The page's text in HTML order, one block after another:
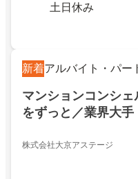
土日休み
新着アルバイト・パー
マンションコンシ
をずっと／業界大
ＯＫ
株式会社大京アステージ